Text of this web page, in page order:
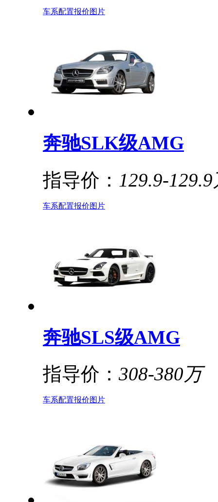
车系配置报价图片
奔驰SLK级AMG
指导价： 129.9-
车系配置报价图片
奔驰SLS级AMG
指导价： 308-380万
车系配置报价图片